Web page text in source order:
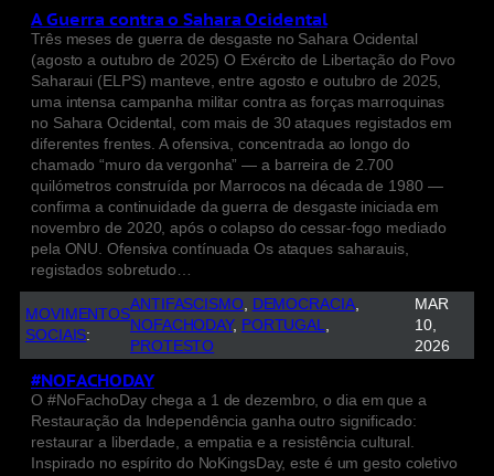
A Guerra contra o Sahara Ocidental
Três meses de guerra de desgaste no Sahara Ocidental
(agosto a outubro de 2025) O Exército de Libertação do Povo
Saharaui (ELPS) manteve, entre agosto e outubro de 2025,
uma intensa campanha militar contra as forças marroquinas
no Sahara Ocidental, com mais de 30 ataques registados em
diferentes frentes. A ofensiva, concentrada ao longo do
chamado “muro da vergonha” — a barreira de 2.700
quilómetros construída por Marrocos na década de 1980 —
confirma a continuidade da guerra de desgaste iniciada em
novembro de 2020, após o colapso do cessar-fogo mediado
pela ONU. Ofensiva contínuada Os ataques saharauis,
registados sobretudo…
MOVIMENTOS
SOCIAIS:
ANTIFASCISMO, DEMOCRACIA
NOFACHODAY, PORTUGAL
PROTESTO
MAR
10,
2026
#NOFACHODAY
O #NoFachoDay chega a 1 de dezembro, o dia em que a
Restauração da Independência ganha outro significado:
restaurar a liberdade, a empatia e a resistência cultural.
Inspirado no espírito do NoKingsDay, este é um gesto coletivo